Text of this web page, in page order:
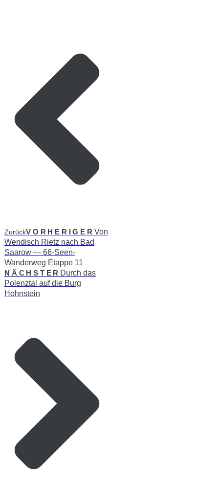
ZurückVORHERIGER Von
Wendisch Rietz nach Bad
Saarow — 66-Seen-
Wanderweg Etappe 11
NÄCHSTER Durch das
Polenztal auf die Burg
Hohnstein